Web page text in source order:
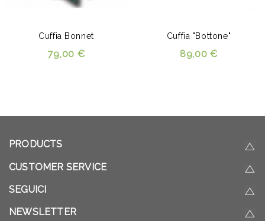
Cuffia Bonnet
79,00 €
Cuffia "Bottone"
89,00 €
PRODUCTS
CUSTOMER SERVICE
SEGUICI
NEWSLETTER